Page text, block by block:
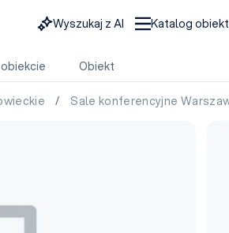
Wyszukaj z AI Katalog
Obiekt
/ Sale konferencyjne